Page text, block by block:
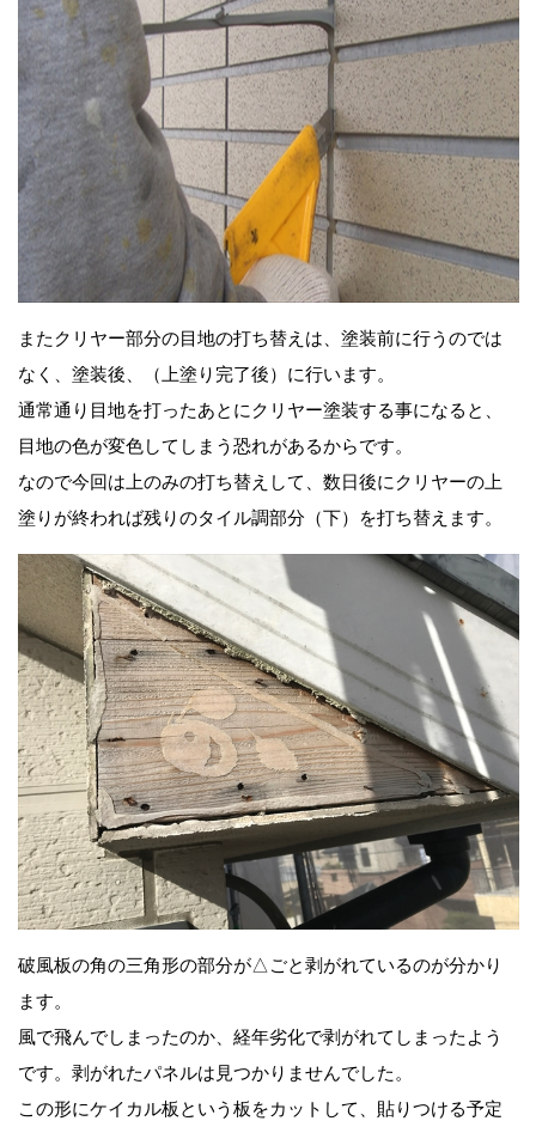
またクリヤー部分の目地の打ち替えは、塗装前に行うのでは
なく、塗装後、（上塗り完了後）に行います。
通常通り目地を打ったあとにクリヤー塗装する事になると、
目地の色が変色してしまう恐れがあるからです。
なので今回は上のみの打ち替えして、数日後にクリヤーの上
塗りが終われば残りのタイル調部分（下）を打ち替えます。
破風板の角の三角形の部分が△ごと剥がれているのが分かり
ます。
風で飛んでしまったのか、経年劣化で剥がれてしまったよう
です。剥がれたパネルは見つかりませんでした。
この形にケイカル板という板をカットして、貼りつける予定